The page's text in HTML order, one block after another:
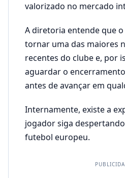
valorizado no mercado
A diretoria entende que
tornar uma das maiores
recentes do clube e, por
aguardar o
antes de avançar em
Internamente, existe a
jogador siga
futebol europeu.